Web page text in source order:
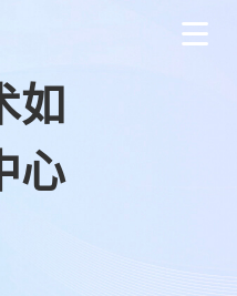
如
心